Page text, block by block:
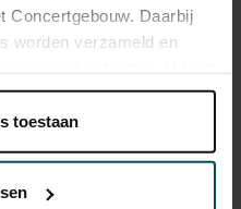
Concertgebouw. Daarbij
worden verzameld en
wij mogen
hier. Lees onze
toestaan